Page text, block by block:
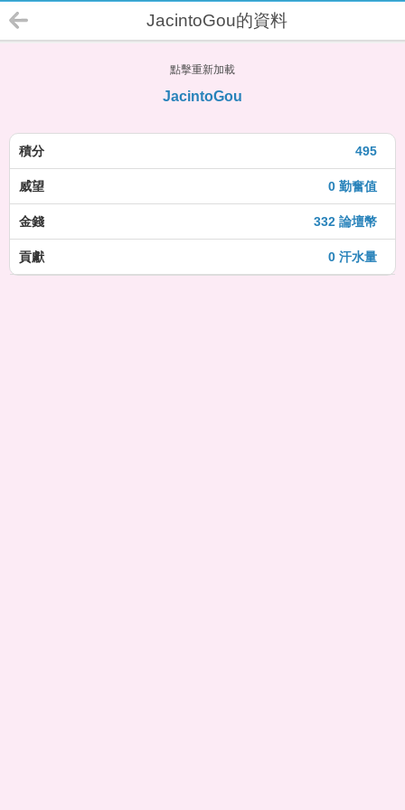
JacintoGou的資料
點擊重新加載
JacintoGou
495
積分
0 勤奮值
威望
332 論壇幣
金錢
0 汗水量
貢獻